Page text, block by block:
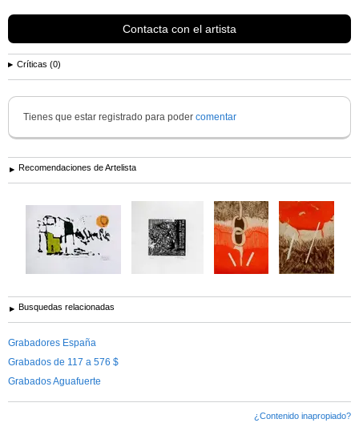
Contacta con el artista
Críticas (0)
Tienes que estar registrado para poder comentar
Recomendaciones de Artelista
Busquedas relacionadas
Grabadores España
Grabados de 117 a 576 $
Grabados Aguafuerte
¿Contenido inapropiado?